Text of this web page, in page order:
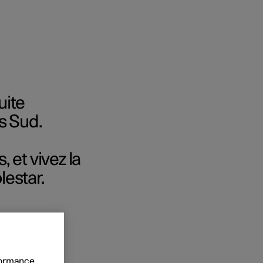
acheter
Sud.
et vivez la